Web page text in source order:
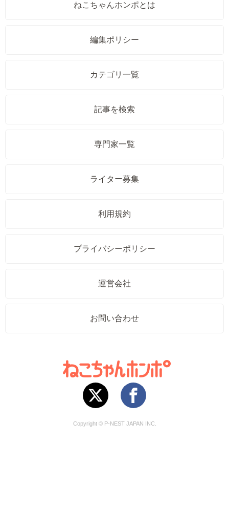
ねこちゃんホンポとは
編集ポリシー
カテゴリ一覧
記事を検索
専門家一覧
ライター募集
利用規約
プライバシーポリシー
運営会社
お問い合わせ
Copyright © P-NEST JAPAN INC.